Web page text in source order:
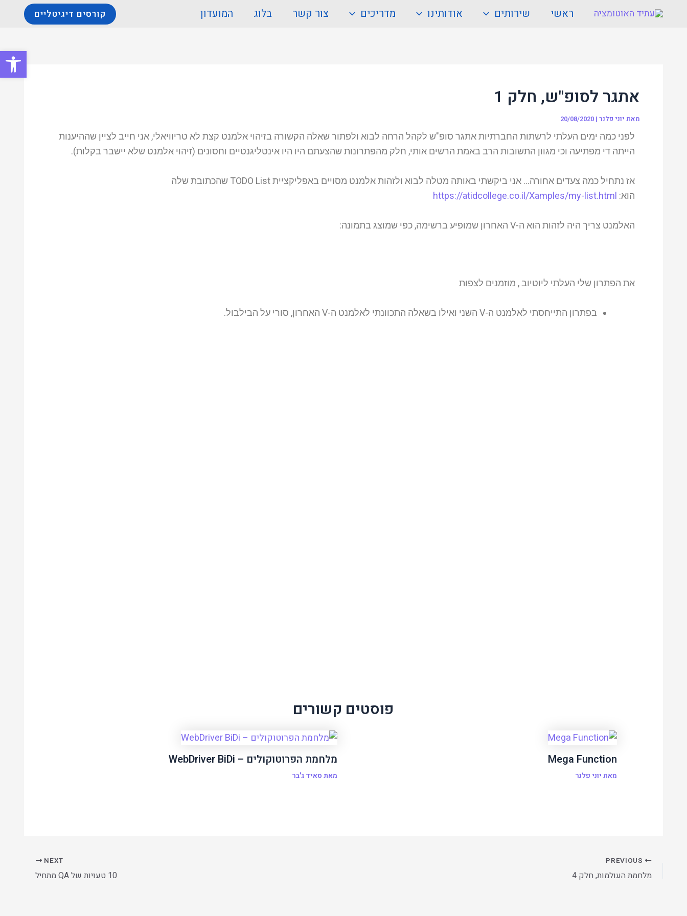
ראשי שירותים אודותינו מדריכים צור קשר בלוג המועדון קורסים דיגיטליים
אתגר לסופ"ש, חלק 1
מאת יוני פלנר |
20/08/2020
לפני כמה ימים העלתי לרשתות החברתיות אתגר סופ"ש לקהל הרחה לבוא ולפתור שאלה הקשורה בזיהוי אלמנט קצת לא טריוויאלי, אני חייב לציין שההיענות
הייתה די מפתיעה וכי מגוון התשובות הרב באמת הרשים אותי, חלק מהפתרונות שהצעתם היו היו אינטליגנטיים וחסונים (זיהוי אלמנט שלא יישבר בקלות).
אז נתחיל כמה צעדים אחורה… אני ביקשתי באותה מטלה לבוא ולזהות אלמנט מסויים באפליקציית TODO List שהכתובת שלה
הוא: https://atidcollege.co.il/Xamples/my-list.html
האלמנט צריך היה לזהות הוא ה-V האחרון שמופיע ברשימה, כפי שמוצג בתמונה:
את הפתרון שלי העלתי ליוטיוב , מוזמנים לצפות
בפתרון התייחסתי לאלמנט ה-V השני ואילו בשאלה התכוונתי לאלמנט ה-V האחרון, סורי על הבילבול.
פוסטים קשורים
Mega Function
מאתיוני פלנר
מלחמת הפרוטוקולים – WebDriver BiDi
מאתסאיד ג'בר
Post
navigation
מלחמת העולמות, חלק 4
NEXT
10 טעויות של QA מתחיל
פתח